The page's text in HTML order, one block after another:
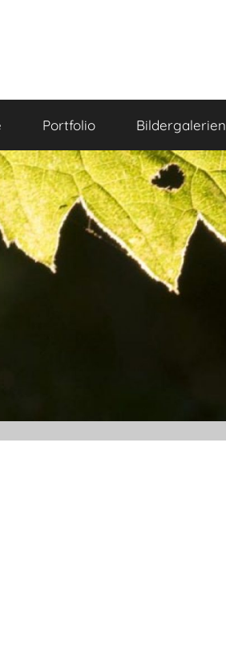
Portfolio Bildergalerien